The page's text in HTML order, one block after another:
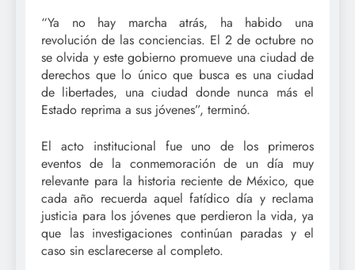
“Ya no hay marcha atrás, ha habido una
revolución de las conciencias. El 2 de octubre no
se olvida y este gobierno promueve una ciudad de
derechos que lo único que busca es una ciudad
de libertades, una ciudad donde nunca más el
Estado reprima a sus jóvenes”, terminó.
El acto institucional fue uno de los primeros
eventos de la conmemoración de un día muy
relevante para la historia reciente de México, que
cada año recuerda aquel fatídico día y reclama
justicia para los jóvenes que perdieron la vida, ya
que las investigaciones continúan paradas y el
caso sin esclarecerse al completo.